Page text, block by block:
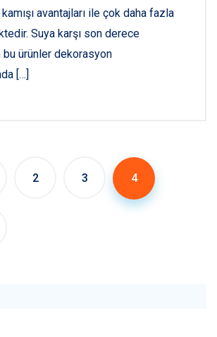
avantajları ile çok daha fazla
Suya karşı son derece
bu ürünler dekorasyon
[…]
2 3 4